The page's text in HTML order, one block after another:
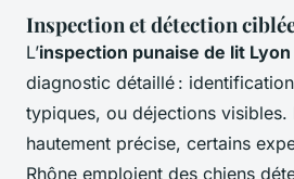
Inspection et détection
L’inspection punaise de lit Lyon
diagnostic détaillé :
typiques, ou déjections visibles.
hautement précise, certains
Rhône emploient des chiens